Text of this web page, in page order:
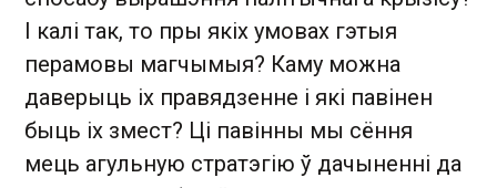
І калі так, то пры якіх умовах гэтыя
перамовы магчымыя? Каму можна
даверыць іх правядзенне і які павінен
быць іх змест? Ці павінны мы сёння
мець агульную стратэгію ў дачыненні да